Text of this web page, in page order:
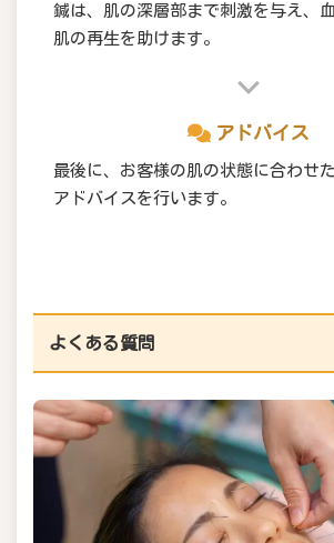
鍼は、肌の深層部まで刺激を与え、
肌の再生を助けます。
アドバイス
最後に、お客様の肌の状態に合わせ
アドバイスを行います。
よくある質問